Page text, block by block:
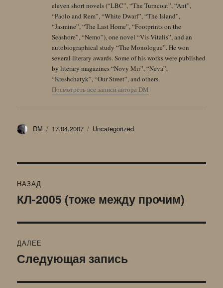
eleven short novels (“LBC”, “The Turncoat”, “Ant”,
“Paolo and Rem”, “White Dwarf”, “The Island”,
“Jasmine”, “The Last Home”, “Footprints on the
Seashore”, “Nemo”), one novel “Vis Vitalis”, and an
autobiographical study “The Monologue”. He won
several literary awards. Some of his works were published
by literary magazines “Novy Mir”, “Neva”,
“Kreshchatyk”, “Our Street”, and others.
Посмотреть все записи автора DM
Автор
DM Опубликовано
17.04.2007 Рубрики
Uncategorized
по
НАЗАД
Предыдущая
КЛ-2005 (тоже между прочим)
ДАЛЕЕ
Следующая
Следующая запись